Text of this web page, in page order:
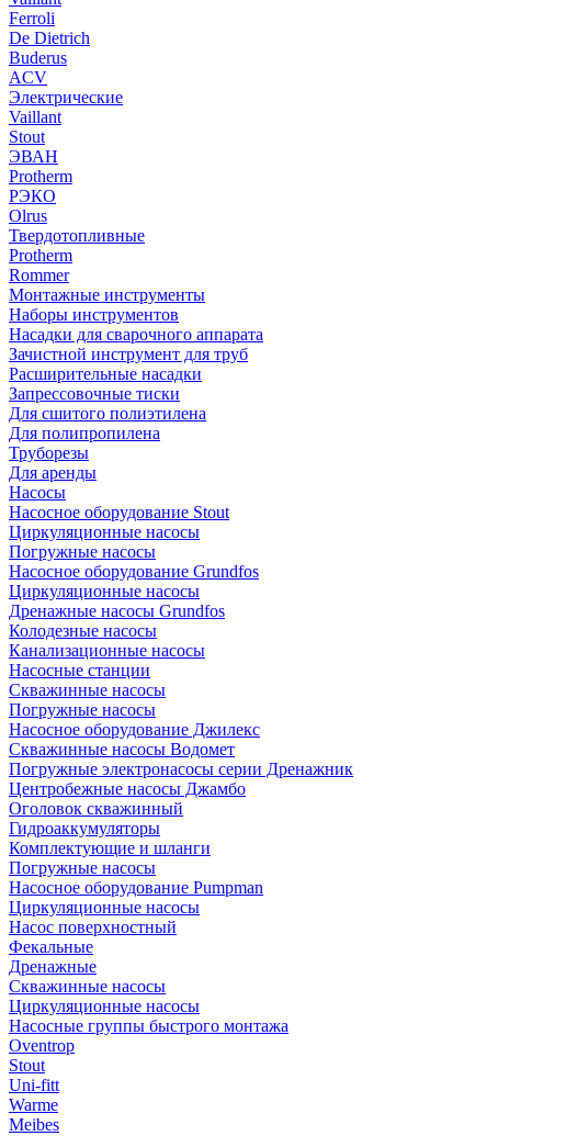
Ferroli
De Dietrich
Buderus
ACV
Электрические
Vaillant
Stout
ЭВАН
Protherm
РЭКО
Olrus
Твердотопливные
Protherm
Rommer
Монтажные инструменты
Наборы инструментов
Насадки для сварочного аппарата
Зачистной инструмент для труб
Расширительные насадки
Запрессовочные тиски
Для сшитого полиэтилена
Для полипропилена
Труборезы
Для аренды
Насосы
Насосное оборудование Stout
Циркуляционные насосы
Погружные насосы
Насосное оборудование Grundfos
Циркуляционные насосы
Дренажные насосы Grundfos
Колодезные насосы
Канализационные насосы
Насосные станции
Скважинные насосы
Погружные насосы
Насосное оборудование Джилекс
Скважинные насосы Водомет
Погружные электронасосы серии Дренажник
Центробежные насосы Джамбо
Оголовок скважинный
Гидроаккумуляторы
Комплектующие и шланги
Погружные насосы
Насосное оборудование Pumpman
Циркуляционные насосы
Насос поверхностный
Фекальные
Дренажные
Скважинные насосы
Циркуляционные насосы
Насосные группы быстрого монтажа
Oventrop
Stout
Uni-fitt
Warme
Meibes